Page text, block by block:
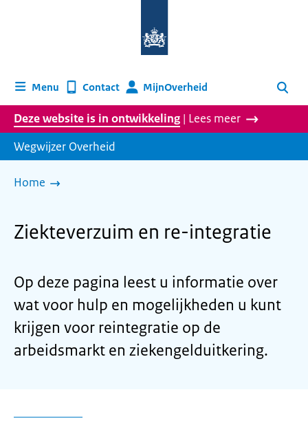
homepage
Menu Contact MijnOverheid Zoeken
Deze website is in ontwikkeling | Lees meer
Wegwijzer Overheid
Home
Ziekteverzuim en re-integratie
Op deze pagina leest u informatie over
wat voor hulp en mogelijkheden u kunt
krijgen voor reintegratie op de
arbeidsmarkt en ziekengelduitkering.